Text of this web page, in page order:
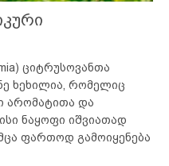
ციტრუსოვანთა
ხეხილია, რომელიც
არომატითა და
ნაყოფი იშვიათად
ფართოდ გამოიყენება